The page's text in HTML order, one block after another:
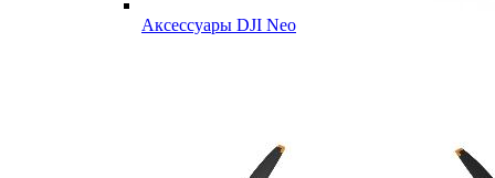
Аксессуары DJI Neo